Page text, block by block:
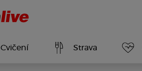
Cvičení Strava